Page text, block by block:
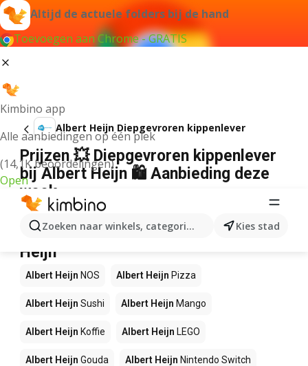
Altijd de actuele folders bij de hand
Toevoegen aan Chrome - GRATIS
Kimbino app
Alle aanbiedingen op één plek
(14,1K beoordelingen)
Open
Zoeken naar winkels, categorieën, producten...
Kies stad
Albert Heijn Diepgevroren kippenlever
Prijzen 💥 Diepgevroren kippenlever
bij Albert Heijn 🛍️ Aanbieding deze
week
Wij konden geen resultaten vinden voor die term.
Andere producten in winkels Albert
Heijn
Albert Heijn NOS Albert Heijn Pizza
Albert Heijn Sushi Albert Heijn Mango
Albert Heijn Koffie Albert Heijn LEGO
Albert Heijn Gouda Albert Heijn Nintendo Switch